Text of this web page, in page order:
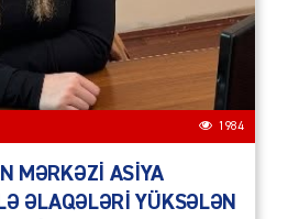
1984
MƏRKƏZİ ASİYA
ƏLAQƏLƏRİ YÜKSƏLƏN